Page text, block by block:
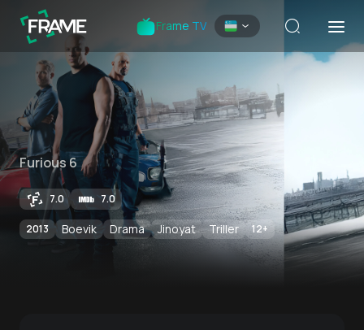
Frame TV
Furious 6
7.0 7.0
2013 Boevik Drama Jinoyat Triller 12+